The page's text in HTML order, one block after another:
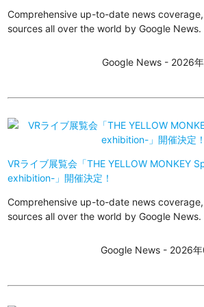
Comprehensive up-to-date news
sources all over the world by Google News.
Google News - 2026
VRライブ展覧会「THE YELLOW MONKEY
exhibition-」開催決定！
Comprehensive up-to-date news
sources all over the world by Google News.
Google News - 2026